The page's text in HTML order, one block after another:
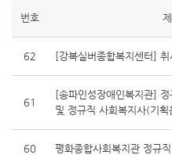
번호
62 [강북실버종합복지센터]
61
[송파인성장애인복지관]
및 정규직 사회복지사(기
60 평화종합사회복지관 정규